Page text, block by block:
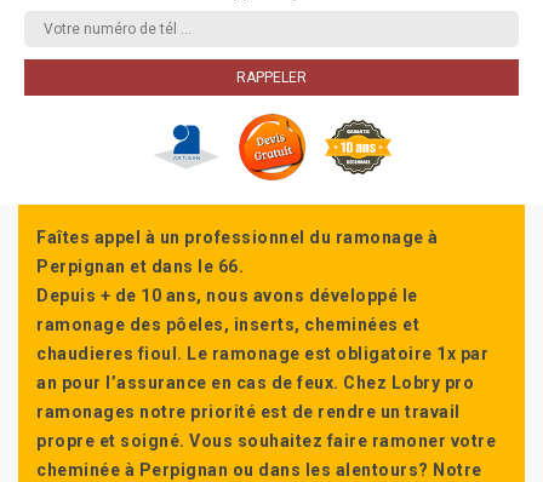
Faîtes appel à un professionnel du ramonage à
Perpignan et dans le 66.
Depuis + de 10 ans, nous avons développé le
ramonage des pôeles, inserts, cheminées et
chaudieres fioul. Le ramonage est obligatoire 1x par
an pour l’assurance en cas de feux. Chez Lobry pro
ramonages notre priorité est de rendre un travail
propre et soigné. Vous souhaitez faire ramoner votre
cheminée à Perpignan ou dans les alentours? Notre